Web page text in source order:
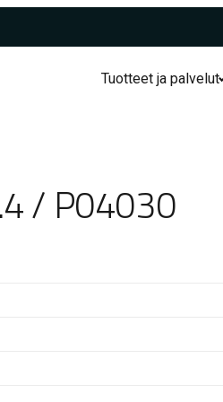
Tuotteet ja palvelut
/ P04030